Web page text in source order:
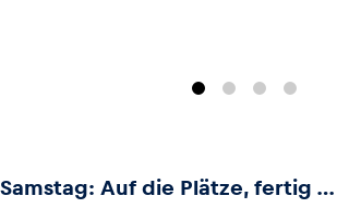
Samstag: Auf die Plätze, fertig